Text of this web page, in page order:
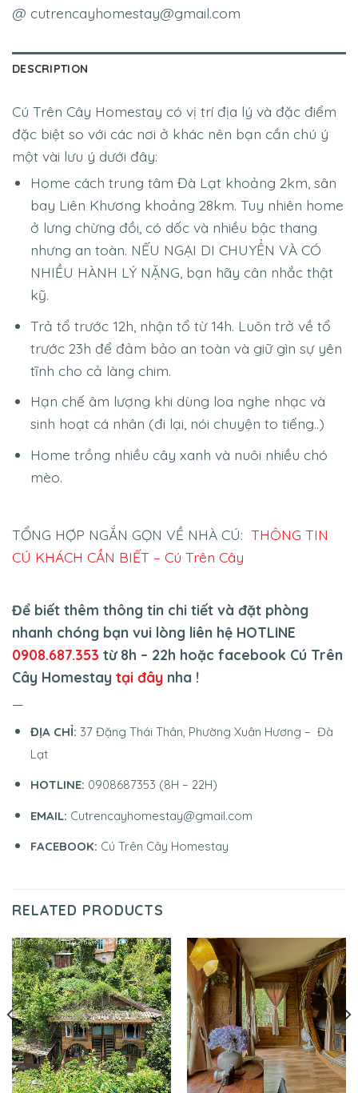
@ cutrencayhomestay@gmail.com
DESCRIPTION
Cú Trên Cây Homestay có vị trí địa lý và đặc điểm
đặc biệt so với các nơi ở khác nên bạn cần chú ý
một vài lưu ý dưới đây:
Home cách trung tâm Đà Lạt khoảng 2km, sân
bay Liên Khương khoảng 28km. Tuy nhiên home
ở lưng chừng đồi, có dốc và nhiều bậc thang
nhưng an toàn. NẾU NGẠI DI CHUYỂN VÀ CÓ
NHIỀU HÀNH LÝ NẶNG, bạn hãy cân nhắc thật
kỹ.
Trả tổ trước 12h, nhận tổ từ 14h. Luôn trở về tổ
trước 23h để đảm bảo an toàn và giữ gìn sự yên
tĩnh cho cả làng chim.
Hạn chế âm lượng khi dùng loa nghe nhạc và
sinh hoạt cá nhân (đi lại, nói chuyện to tiếng..)
Home trồng nhiều cây xanh và nuôi nhiều chó
mèo.
TỔNG HỢP NGẮN GỌN VỀ NHÀ CÚ: THÔNG TIN
CÚ KHÁCH CẦN BIẾT – Cú Trên Cây
Để biết thêm thông tin chi tiết và đặt phòng
nhanh chóng bạn vui lòng liên hệ HOTLINE
0908.687.353 từ 8h – 22h hoặc facebook Cú Trên
Cây Homestay tại đây nha !
—
ĐỊA CHỈ: 37 Đặng Thái Thân, Phường Xuân Hương – Đà
Lạt
HOTLINE: 0908687353 (8H – 22H)
EMAIL: Cutrencayhomestay@gmail.com
FACEBOOK: Cú Trên Cây Homestay
RELATED PRODUCTS